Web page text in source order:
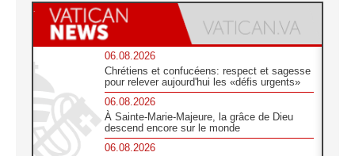
06.08.2026
Chrétiens et confucéens: respect et sagesse
pour relever aujourd'hui les «défis urgents»
06.08.2026
À Sainte-Marie-Majeure, la grâce de Dieu
descend encore sur le monde
06.08.2026